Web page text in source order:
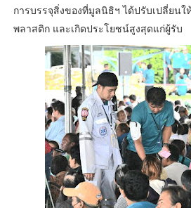
การบรรจุสิ่งของที่มูลนิธิฯ ได้ปรับเปลี่ยนใ
พลาสติก และเกิดประโยชน์สูงสุดแก่ผู้รับ